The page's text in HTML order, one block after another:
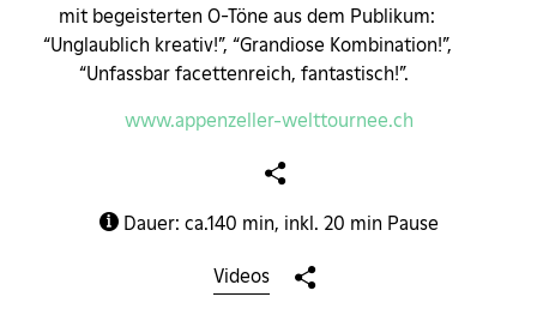
mit begeisterten O-Töne aus dem Publikum:
“Unglaublich kreativ!”, “Grandiose Kombination!”,
“Unfassbar facettenreich, fantastisch!”.
www.appenzeller-welttournee.ch
Dauer: ca.140 min, inkl. 20 min Pause
Videos